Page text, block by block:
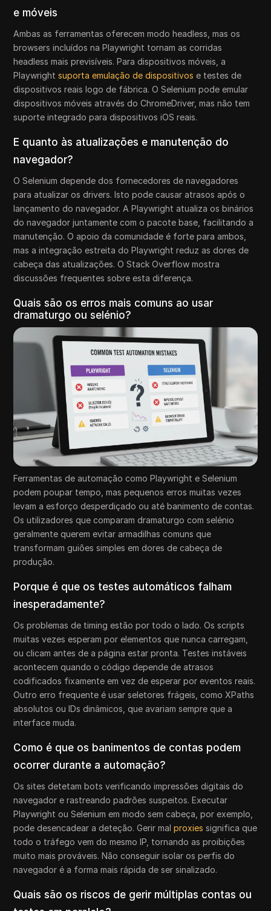
e móveis
Ambas as ferramentas oferecem modo headless, mas os
browsers incluídos na Playwright tornam as corridas
headless mais previsíveis. Para dispositivos móveis, a
Playwrightsuporta emulação de dispositivos e testes de
dispositivos reais logo de fábrica. O Selenium pode emular
dispositivos móveis através do ChromeDriver, mas não tem
suporte integrado para dispositivos iOS reais.
E quanto às atualizações e manutenção do
navegador?
O Selenium depende dos fornecedores de navegadores
para atualizar os drivers. Isto pode causar atrasos após o
lançamento do navegador. A Playwright atualiza os binários
do navegador juntamente com o pacote base, facilitando a
manutenção. O apoio da comunidade é forte para ambos,
mas a integração estreita do Playwright reduz as dores de
cabeça das atualizações. O Stack Overflow mostra
discussões frequentes sobre esta diferença.
Quais são os erros mais comuns ao usar
dramaturgo ou selénio?
Ferramentas de automação como Playwright e Selenium
podem poupar tempo, mas pequenos erros muitas vezes
levam a esforço desperdiçado ou até banimento de contas.
Os utilizadores que comparam dramaturgo com selénio
geralmente querem evitar armadilhas comuns que
transformam guiões simples em dores de cabeça de
produção.
Porque é que os testes automáticos falham
inesperadamente?
Os problemas de timing estão por todo o lado. Os scripts
muitas vezes esperam por elementos que nunca carregam,
ou clicam antes de a página estar pronta. Testes instáveis
acontecem quando o código depende de atrasos
codificados fixamente em vez de esperar por eventos reais.
Outro erro frequente é usar seletores frágeis, como XPaths
absolutos ou IDs dinâmicos, que avariam sempre que a
interface muda.
Como é que os banimentos de contas podem
ocorrer durante a automação?
Os sites detetam bots verificando impressões digitais do
navegador e rastreando padrões suspeitos. Executar
Playwright ou Selenium em modo sem cabeça, por exemplo,
pode desencadear a deteção. Gerir malproxies significa que
todo o tráfego vem do mesmo IP, tornando as proibições
muito mais prováveis. Não conseguir isolar os perfis do
navegador é a forma mais rápida de ser sinalizado.
Quais são os riscos de gerir múltiplas contas ou